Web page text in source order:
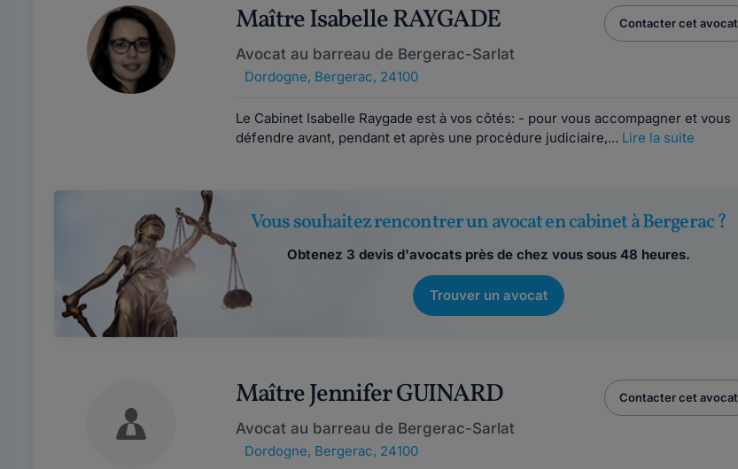
Maître Isabelle RAYGADE
Avocat au barreau de Bergerac-Sarlat
Dordogne, Bergerac, 24100
Contacter cet avocat
Le Cabinet Isabelle Raygade est à vos côtés: - pour vous accompagner et vous
défendre avant, pendant et après une procédure judiciaire,... Lire la suite
Vous souhaitez rencontrer un avocat en cabinet à Bergerac ?
Obtenez 3 devis d'avocats près de chez vous sous 48 heures.
Trouver un avocat
Maître Jennifer GUINARD
Avocat au barreau de Bergerac-Sarlat
Dordogne, Bergerac, 24100
Contacter cet avocat